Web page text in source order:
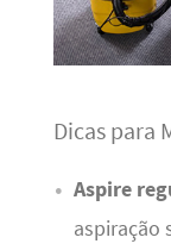
Dicas para
Aspire
aspiração